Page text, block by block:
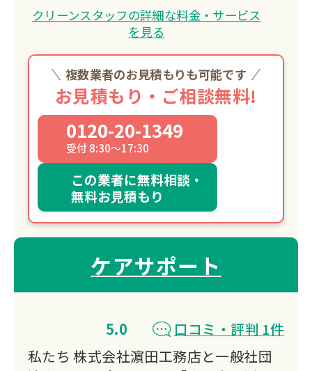
クリーンスタッフの詳細な料金・サービス
を見る
複数業者のお見積もりも可能です
お見積もり・ご相談無料!
0120-20-1349
受付 8:30～17:30
この業者に無料相談・
無料お見積もり
ケアサポート
5.0
口コミ・評判 1件
私たち 株式会社濵田工務店と一般社団